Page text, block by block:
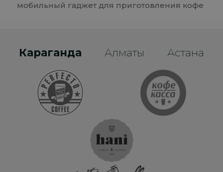
мобильный гаджет для приготовления кофе
Караганда Алматы Астана